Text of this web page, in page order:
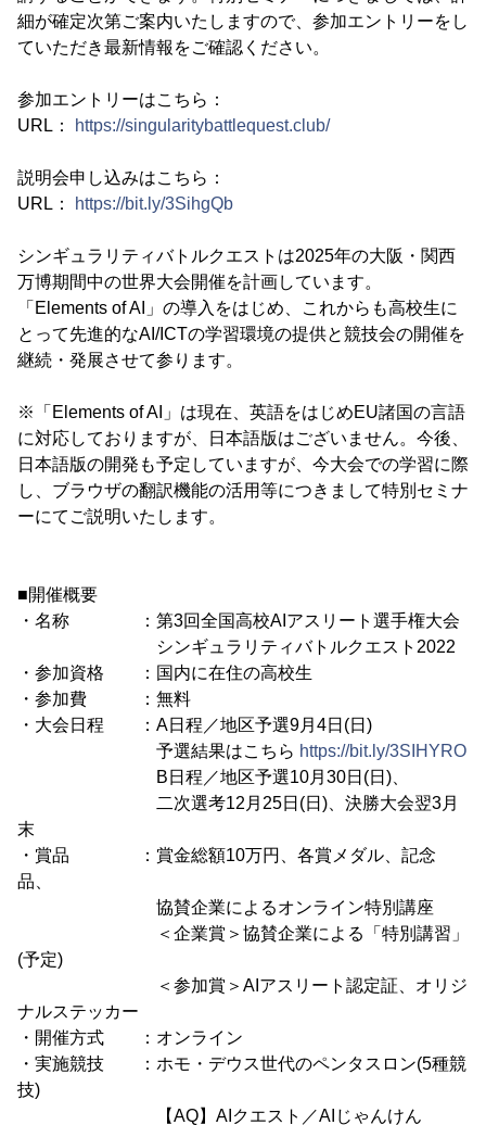
細が確定次第ご案内いたしますので、参加エントリーをし
ていただき最新情報をご確認ください。
参加エントリーはこちら：
URL：
https://singularitybattlequest.club/
説明会申し込みはこちら：
URL：
https://bit.ly/3SihgQb
シンギュラリティバトルクエストは2025年の大阪・関西
万博期間中の世界大会開催を計画しています。
「Elements of AI」の導入をはじめ、これからも高校生に
とって先進的なAI/ICTの学習環境の提供と競技会の開催を
継続・発展させて参ります。
※「Elements of AI」は現在、英語をはじめEU諸国の言語
に対応しておりますが、日本語版はございません。今後、
日本語版の開発も予定していますが、今大会での学習に際
し、ブラウザの翻訳機能の活用等につきまして特別セミナ
ーにてご説明いたします。
■開催概要
・名称 ：第3回全国高校AIアスリート選手権大会
シンギュラリティバトルクエスト2022
・参加資格 ：国内に在住の高校生
・参加費 ：無料
・大会日程 ：A日程／地区予選9月4日(日)
予選結果はこちら https://bit.ly/3SIHYRO
B日程／地区予選10月30日(日)、
二次選考12月25日(日)、決勝大会翌3月
末
・賞品 ：賞金総額10万円、各賞メダル、記念
品、
協賛企業によるオンライン特別講座
＜企業賞＞協賛企業による「特別講習」
(予定)
＜参加賞＞AIアスリート認定証、オリジ
ナルステッカー
・開催方式 ：オンライン
・実施競技 ：ホモ・デウス世代のペンタスロン(5種競
技)
【AQ】AIクエスト／AIじゃんけん